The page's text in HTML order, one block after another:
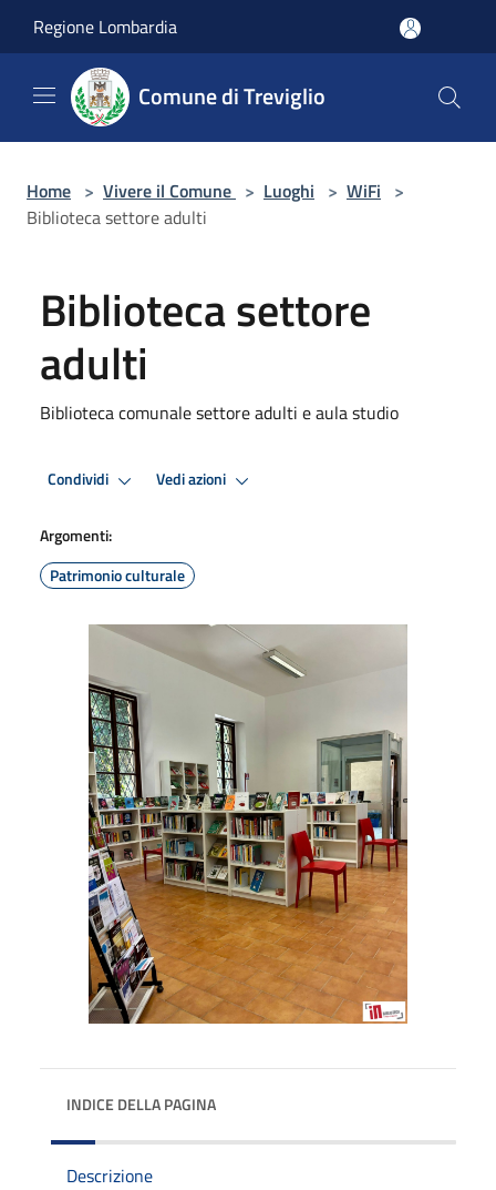
Regione Lombardia
Comune di Treviglio
Home > Vivere il Comune > Luoghi > WiFi >
Biblioteca settore adulti
Biblioteca settore
adulti
Biblioteca comunale settore adulti e aula studio
Condividi Vedi azioni
Argomenti:
Patrimonio culturale
INDICE DELLA PAGINA
Descrizione